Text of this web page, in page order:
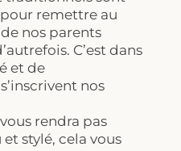
remettre au
nos parents
C’est dans
et de
nos
rendra pas
stylé, cela vous